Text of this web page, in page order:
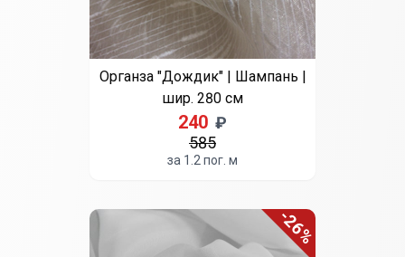
Органза "Дождик" | Шампань |
шир. 280 см
240 ₽
585
за 1.2 пог. м
-26%